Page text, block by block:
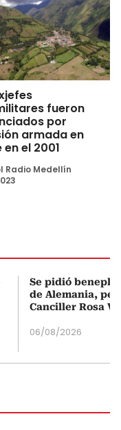
fueron
por
armada en
en el 2001
Radio Medellín
Se pidió
de Alemania,
Canciller Rosa
06/08/2026